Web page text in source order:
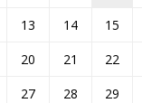
13 14 15
20 21 22
27 28 29